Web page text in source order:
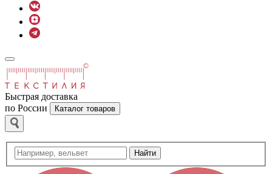
Быстрая доставка
по России
Каталог товаров
Найти